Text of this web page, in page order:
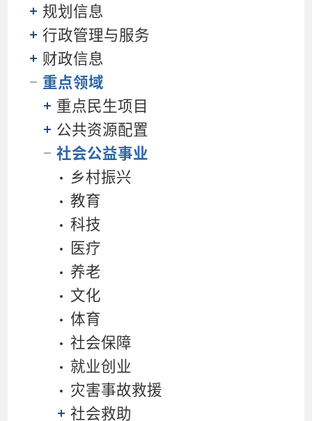
规划信息
行政管理与服务
财政信息
重点领域
重点民生项目
公共资源配置
社会公益事业
乡村振兴
教育
科技
医疗
养老
文化
体育
社会保障
就业创业
灾害事故救援
社会救助